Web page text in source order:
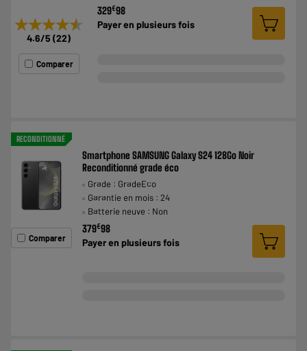
★★★★★
★★★★★
4.6/5 (22)
Comparer
329€98
Payer en plusieurs fois
RECONDITIONNÉ
Comparer
Smartphone SAMSUNG Galaxy S24 128Go Noir
Reconditionné grade éco
Grade : GradeEco
Garantie en mois : 24
Batterie neuve : Non
379€98
Payer en plusieurs fois